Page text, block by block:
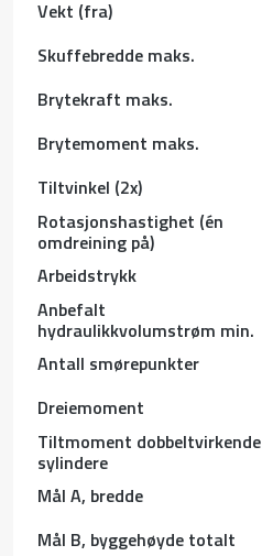
Vekt (fra)
Skuffebredde maks.
Brytekraft maks.
Brytemoment maks.
Tiltvinkel (2x)
Rotasjonshastighet (én
omdreining på)
Arbeidstrykk
Anbefalt
hydraulikkvolumstrøm min.
Antall smørepunkter
Dreiemoment
Tiltmoment dobbeltvirkende
sylindere
Mål A, bredde
Mål B, byggehøyde totalt